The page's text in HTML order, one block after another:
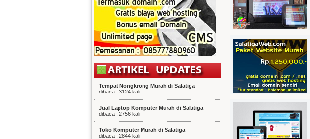
Tempat Nongkrong Murah di Salatiga
dibaca : 3124 kali
Jual Laptop Komputer Murah di Salatiga
dibaca : 2756 kali
Toko Komputer Murah di Salatiga
dibaca : 2844 kali